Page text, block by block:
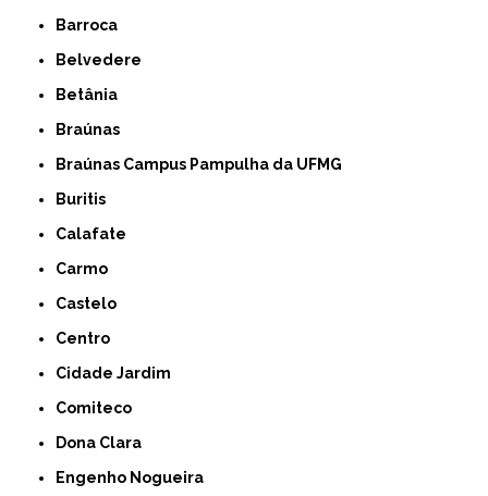
Barroca
Belvedere
Betânia
Braúnas
Braúnas Campus Pampulha da UFMG
Buritis
Calafate
Carmo
Castelo
Centro
Cidade Jardim
Comiteco
Dona Clara
Engenho Nogueira